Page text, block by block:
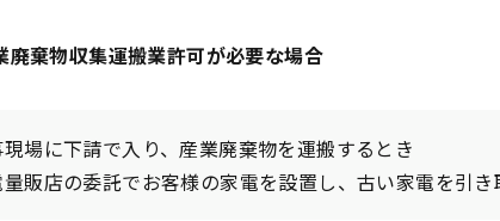
廃棄物収集運搬業許可が必要な場合
場に下請で入り、産業廃棄物を運搬するとき
販店の委託でお客様の家電を設置し、古い家電を引